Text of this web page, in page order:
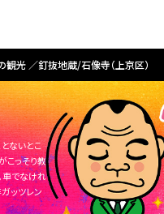
観光 釘抜地蔵/石像寺（上京区）
ないとこ
こっそり教
車でなけれ
ッツレン